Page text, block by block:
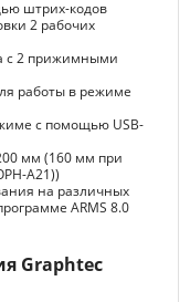
штрих-кодов
2 рабочих
с 2 прижимными
работы в режиме
с помощью USB-
мм (160 мм при
A21))
на различных
ARMS 8.0
Graphtec